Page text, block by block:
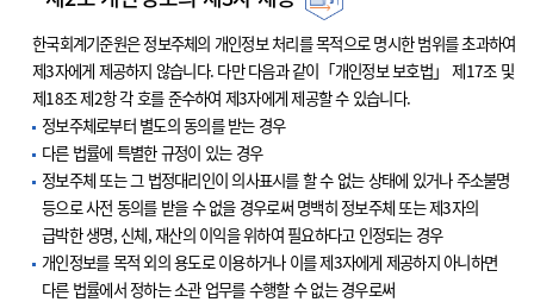
한국회계기준원은 정보주체의 개인정보 처리를 목적으로 명시한 범위를 초과하여
제3자에게 제공하지 않습니다. 다만 다음과 같이「개인정보 보호법」 제17조 및
제18조 제2항 각 호를 준수하여 제3자에게 제공할 수 있습니다.
정보주체로부터 별도의 동의를 받는 경우
다른 법률에 특별한 규정이 있는 경우
정보주체 또는 그 법정대리인이 의사표시를 할 수 없는 상태에 있거나 주소불명
등으로 사전 동의를 받을 수 없을 경우로써 명백히 정보주체 또는 제3자의
급박한 생명, 신체, 재산의 이익을 위하여 필요하다고 인정되는 경우
개인정보를 목적 외의 용도로 이용하거나 이를 제3자에게 제공하지 아니하면
다른 법률에서 정하는 소관 업무를 수행할 수 없는 경우로써